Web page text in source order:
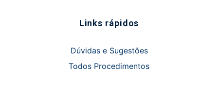
Links rápidos
Dúvidas e Sugestões
Todos Procedimentos